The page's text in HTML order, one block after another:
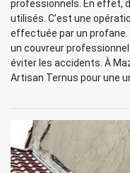
professionnels. En effet,
utilisés. C’est une
effectuée par un profane.
un couvreur
éviter les accidents. À
Artisan Ternus pour une